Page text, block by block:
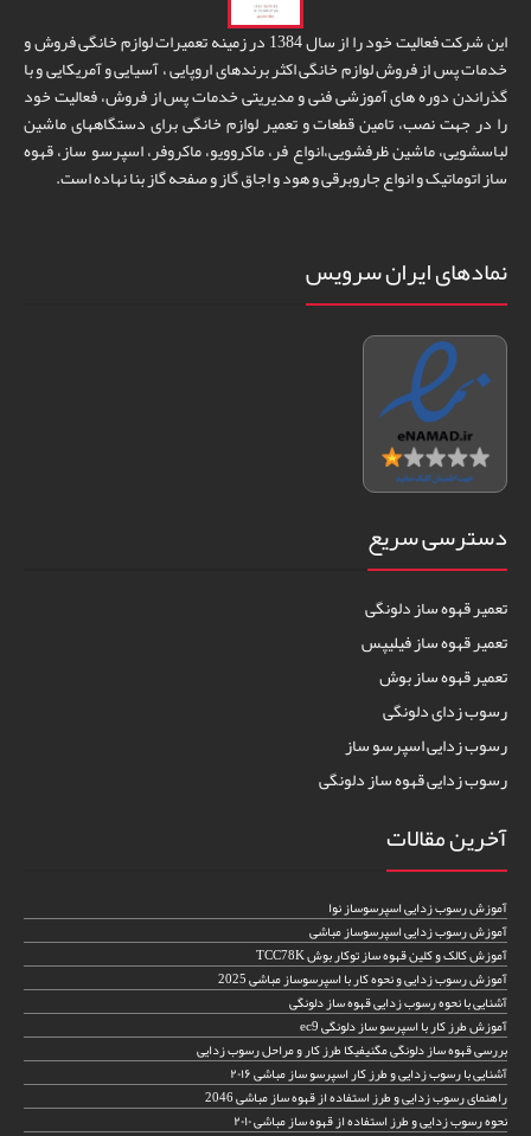
این شرکت فعالیت خود را از سال 1384 در زمینه تعمیرات لوازم خانگی فروش و
خدمات پس از فروش لوازم خانگی اکثر برندهای اروپایی ، آسیایی و آمریکایی و با
گذراندن دوره های آموزشی فنی و مدیریتی خدمات پس از فروش، فعالیت خود
را در جهت نصب، تامین قطعات و تعمیر لوازم خانگی برای دستگاههای ماشین
لباسشویی، ماشین ظرفشویی،انواع فر، ماکروویو، ماکروفر، اسپرسو ساز، قهوه
ساز اتوماتیک و انواع جاروبرقی و هود و اجاق گاز و صفحه گاز بنا نهاده است.
نمادهای ایران سرویس
دسترسی سریع
تعمیر قهوه ساز دلونگی
تعمیر قهوه ساز فیلیپس
تعمیر قهوه ساز بوش
رسوب زدای دلونگی
رسوب زدایی اسپرسو ساز
رسوب زدایی قهوه ساز دلونگی
آخرین مقالات
آموزش رسوب زدایی اسپرسوساز نوا
آموزش رسوب زدایی اسپرسوساز مباشی
آموزش کالک و کلین قهوه ساز توکار بوش TCC78K
آموزش رسوب زدایی و نحوه کار با اسپرسوساز مباشی 2025
آشنایی با نحوه رسوب زدایی قهوه ساز دلونگی
آموزش طرز کار با اسپرسو ساز دلونگی ec9
بررسی قهوه ساز دلونگی مگنیفیکا طرز کار و مراحل رسوب زدایی
آشنایی با رسوب زدایی و طرز کار اسپرسو ساز مباشی ۲۰۱۶
راهنمای رسوب زدایی و طرز استفاده از قهوه ساز مباشی 2046
نحوه رسوب زدایی و طرز استفاده از قهوه ساز مباشی ۲۰۱۰